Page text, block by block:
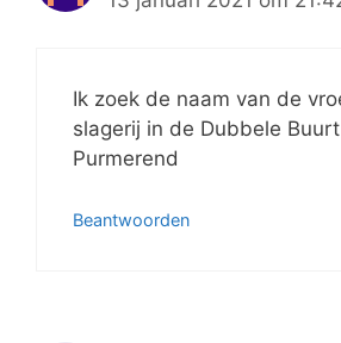
Ik zoek de naam van de
slagerij in de Dubbele
Purmerend
Beantwoorden